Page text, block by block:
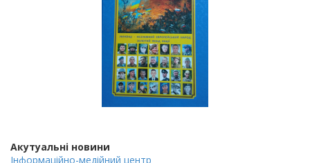
Акутуальні новини
Інформаційно-медійний центр